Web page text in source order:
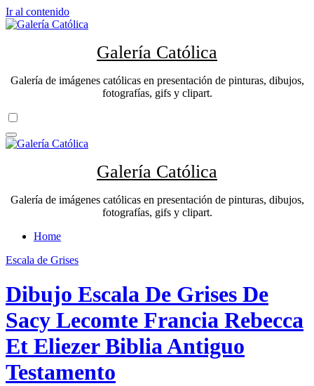
Ir al contenido
Galería Católica
Galería de imágenes católicas en presentación de pinturas, dibujos,
fotografías, gifs y clipart.
Galería Católica
Galería de imágenes católicas en presentación de pinturas, dibujos,
fotografías, gifs y clipart.
Home
Escala de Grises
Dibujo Escala De Grises De
Sacy Lecomte Francia Rebecca
Et Eliezer Biblia Antiguo
Testamento